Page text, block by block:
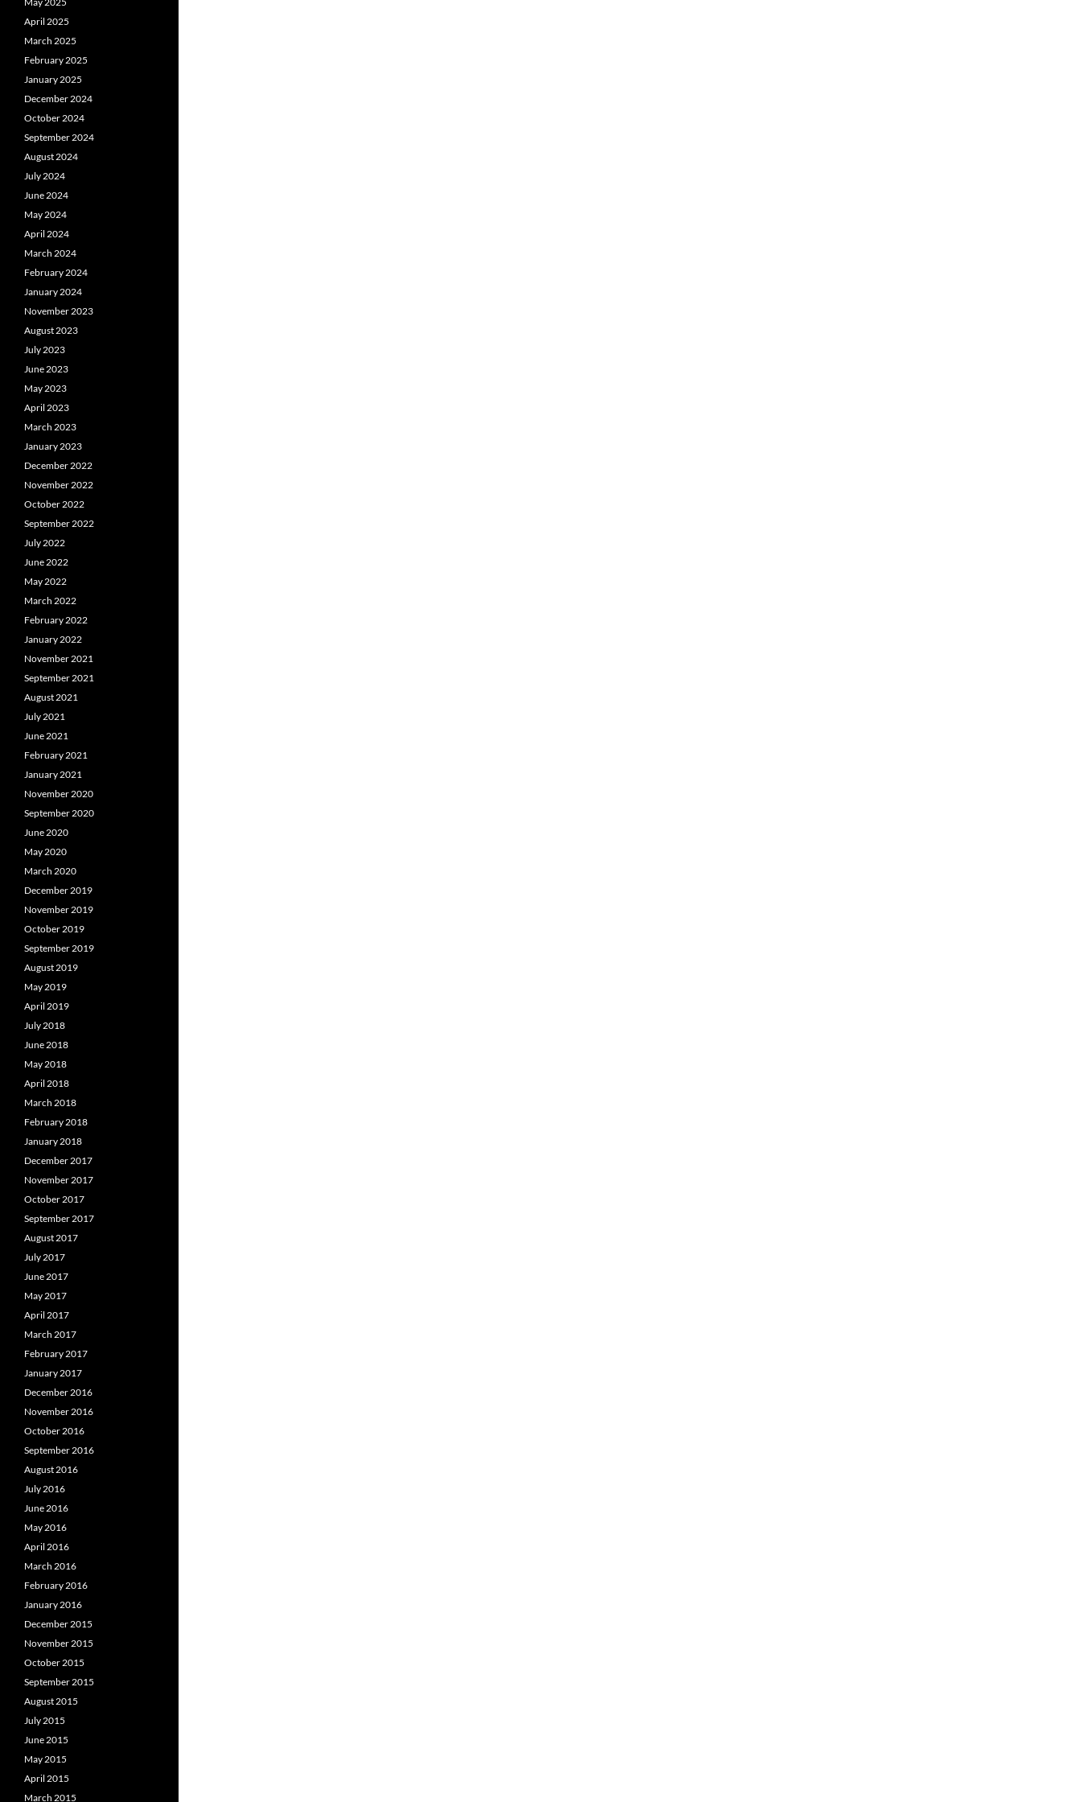
April 2025
March 2025
February 2025
January 2025
December 2024
October 2024
September 2024
August 2024
July 2024
June 2024
May 2024
April 2024
March 2024
February 2024
January 2024
November 2023
August 2023
July 2023
June 2023
May 2023
April 2023
March 2023
January 2023
December 2022
November 2022
October 2022
September 2022
July 2022
June 2022
May 2022
March 2022
February 2022
January 2022
November 2021
September 2021
August 2021
July 2021
June 2021
February 2021
January 2021
November 2020
September 2020
June 2020
May 2020
March 2020
December 2019
November 2019
October 2019
September 2019
August 2019
May 2019
April 2019
July 2018
June 2018
May 2018
April 2018
March 2018
February 2018
January 2018
December 2017
November 2017
October 2017
September 2017
August 2017
July 2017
June 2017
May 2017
April 2017
March 2017
February 2017
January 2017
December 2016
November 2016
October 2016
September 2016
August 2016
July 2016
June 2016
May 2016
April 2016
March 2016
February 2016
January 2016
December 2015
November 2015
October 2015
September 2015
August 2015
July 2015
June 2015
May 2015
April 2015
March 2015